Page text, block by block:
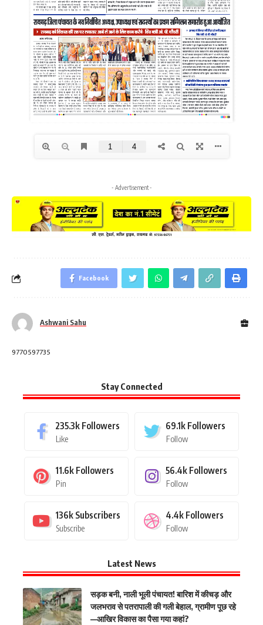
- Advertisement -
Facebook
Ashwani Sahu
9770597735
Stay Connected
235.3k Followers
Like
69.1k Followers
Follow
11.6k Followers
Pin
56.4k Followers
Follow
136k Subscribers
Subscribe
4.4k Followers
Follow
Latest News
सड़क बनी, नाली भूली पंचायत! बारिश में कीचड़ और
जलभराव से पतरापाली की गली बेहाल, ग्रामीण पूछ रहे
—आखिर विकास का पैसा गया कहां?